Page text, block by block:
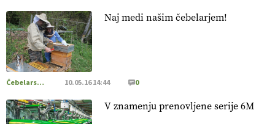
[EKOloško = LOGIČNO
] Zdravje rastlin je ključno za
prehransko varnost,
https://t.co/K0USFPJ5fJ @EUAgri #IMCAP #CAP
https://t.co/vcHhoOixHy
[EKOloško = LOGIČNO
Danes ni pomembna le količina
Naj medi našim čebelarjem!
Čebelarstvo 10.05.16 14:44 0
V znamenju prenovljene serije 6M